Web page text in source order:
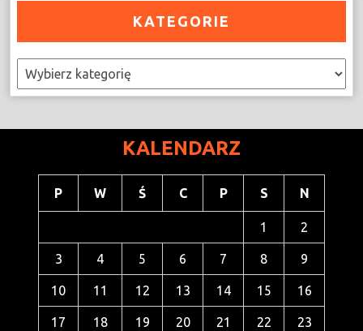
KATEGORIE
Kategorie
KALENDARZ
P W Ś C P S N
1 2
3 4 5 6 7 8 9
10 11 12 13 14 15 16
17 18 19 20 21 22 23